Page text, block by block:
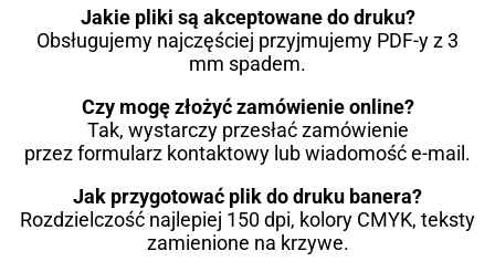
Jakie pliki są akceptowane do druku?
Obsługujemy najczęściej przyjmujemy PDF-y z 3
mm spadem.
Czy mogę złożyć zamówienie online?
Tak, wystarczy przesłać zamówienie
przez formularz kontaktowy lub wiadomość e-mail.
Jak przygotować plik do druku banera?
Rozdzielczość najlepiej 150 dpi, kolory CMYK, teksty
zamienione na krzywe.